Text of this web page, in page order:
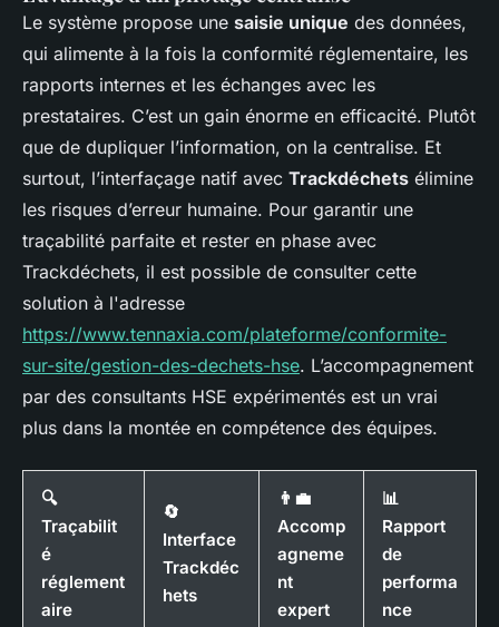
Le système propose une saisie unique des données,
qui alimente à la fois la conformité réglementaire, les
rapports internes et les échanges avec les
prestataires. C’est un gain énorme en efficacité. Plutôt
que de dupliquer l’information, on la centralise. Et
surtout, l’interfaçage natif avec Trackdéchets élimine
les risques d’erreur humaine. Pour garantir une
traçabilité parfaite et rester en phase avec
Trackdéchets, il est possible de consulter cette
solution à l'adresse
https://www.tennaxia.com/plateforme/conformite-
sur-site/gestion-des-dechets-hse. L’accompagnement
par des consultants HSE expérimentés est un vrai
plus dans la montée en compétence des équipes.
🔍
Traçabilit
é
réglement
aire
🔄
Interface
Trackdéc
hets
👨‍💼
Accomp
agneme
nt
expert
📊
Rapport
de
performa
nce